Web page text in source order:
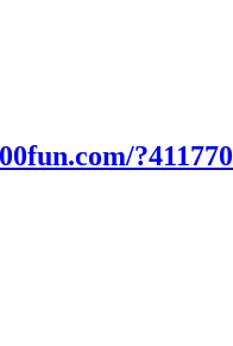
?411770